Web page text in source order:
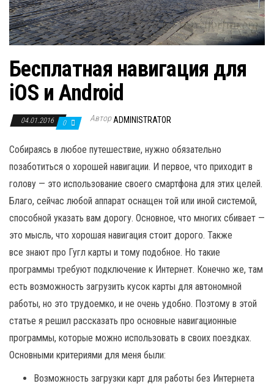
Бесплатная навигация для
iOS и Android
04.01.2016 0 АвторADMINISTRATOR
Собираясь в любое путешествие, нужно обязательно
позаботиться о хорошей навигации. И первое, что приходит в
голову — это использование своего смартфона для этих целей.
Благо, сейчас любой аппарат оснащен той или иной системой,
способной указать вам дорогу. Основное, что многих сбивает —
это мысль, что хорошая навигация стоит дорого. Также
все знают про Гугл карты и тому подобное. Но такие
программы требуют подключение к Интернет. Конечно же, там
есть возможность загрузить кусок карты для автономной
работы, но это трудоемко, и не очень удобно. Поэтому в этой
статье я решил рассказать про основные навигационные
программы, которые можно использовать в своих поездках.
Основными критериями для меня были:
Возможность загрузки карт для работы без Интернета